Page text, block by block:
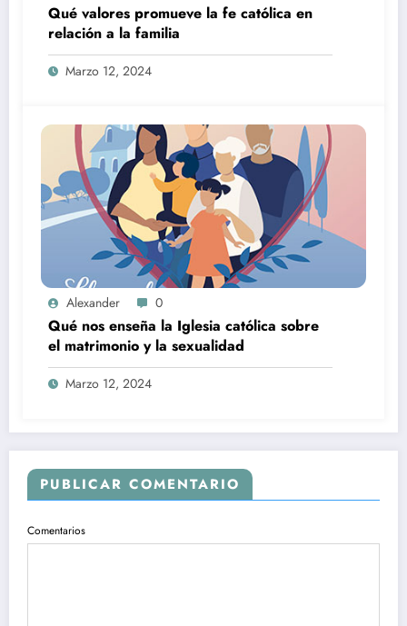
Qué valores promueve la fe católica en
relación a la familia
Marzo 12, 2024
Alexander 0
Qué nos enseña la Iglesia católica sobre
el matrimonio y la sexualidad
Marzo 12, 2024
PUBLICAR COMENTARIO
Comentarios